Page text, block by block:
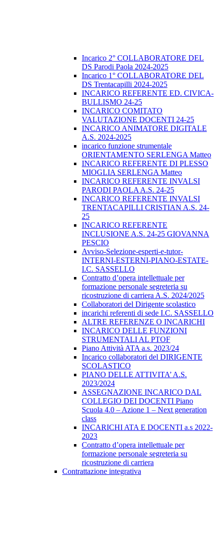
Incarico 2° COLLABORATORE DEL
DS Parodi Paola 2024-2025
Incarico 1° COLLABORATORE DEL
DS Trentacapilli 2024-2025
INCARICO REFERENTE ED. CIVICA-
BULLISMO 24-25
INCARICO COMITATO
VALUTAZIONE DOCENTI 24-25
INCARICO ANIMATORE DIGITALE
A.S. 2024-2025
incarico funzione strumentale
ORIENTAMENTO SERLENGA Matteo
INCARICO REFERENTE DI PLESSO
MIOGLIA SERLENGA Matteo
INCARICO REFERENTE INVALSI
PARODI PAOLA A.S. 24-25
INCARICO REFERENTE INVALSI
TRENTACAPILLI CRISTIAN A.S. 24-
25
INCARICO REFERENTE
INCLUSIONE A.S. 24-25 GIOVANNA
PESCIO
Avviso-Selezione-esperti-e-tutor-
INTERNI-ESTERNI-PIANO-ESTATE-
I.C. SASSELLO
Contratto d’opera intellettuale per
formazione personale segreteria su
ricostruzione di carriera A.S. 2024/2025
Collaboratori del Dirigente scolastico
incarichi referenti di sede I.C. SASSELLO
ALTRE REFERENZE O INCARICHI
INCARICO DELLE FUNZIONI
STRUMENTALI AL PTOF
Piano Attività ATA a.s. 2023/24
Incarico collaboratori del DIRIGENTE
SCOLASTICO
PIANO DELLE ATTIVITA’ A.S.
2023/2024
ASSEGNAZIONE INCARICO DAL
COLLEGIO DEI DOCENTI Piano
Scuola 4.0 – Azione 1 – Next generation
class
INCARICHI ATA E DOCENTI a.s 2022-
2023
Contratto d’opera intellettuale per
formazione personale segreteria su
ricostruzione di carriera
Contrattazione integrativa